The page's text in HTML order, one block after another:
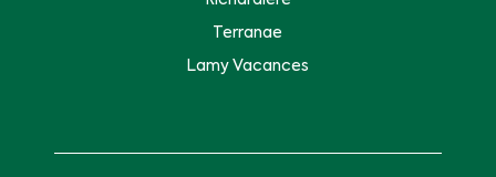
Terranae
Lamy Vacances